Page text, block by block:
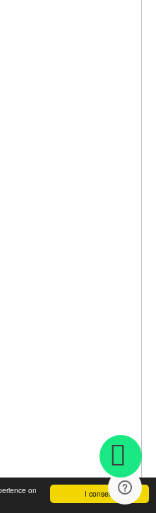
I consent
on